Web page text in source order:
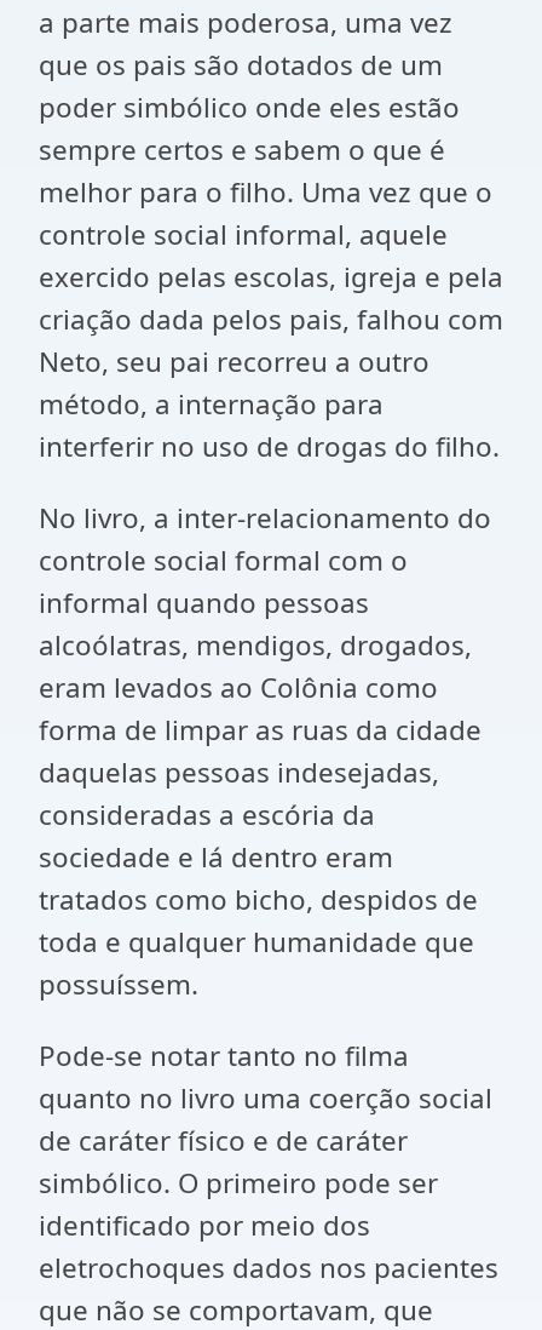
a parte mais poderosa, uma vez
que os pais são dotados de um
poder simbólico onde eles estão
sempre certos e sabem o que é
melhor para o filho. Uma vez que o
controle social informal, aquele
exercido pelas escolas, igreja e pela
criação dada pelos pais, falhou com
Neto, seu pai recorreu a outro
método, a internação para
interferir no uso de drogas do filho.
No livro, a inter-relacionamento do
controle social formal com o
informal quando pessoas
alcoólatras, mendigos, drogados,
eram levados ao Colônia como
forma de limpar as ruas da cidade
daquelas pessoas indesejadas,
consideradas a escória da
sociedade e lá dentro eram
tratados como bicho, despidos de
toda e qualquer humanidade que
possuíssem.
Pode-se notar tanto no filma
quanto no livro uma coerção social
de caráter físico e de caráter
simbólico. O primeiro pode ser
identificado por meio dos
eletrochoques dados nos pacientes
que não se comportavam, que